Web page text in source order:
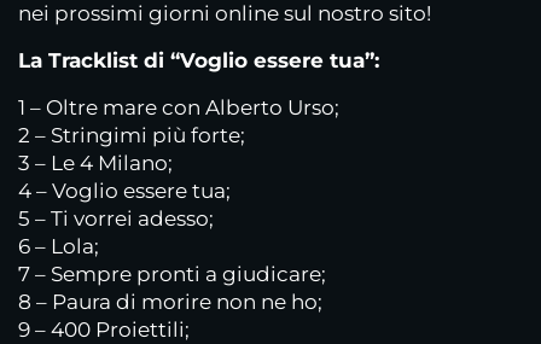
nei prossimi giorni online sul nostro sito!
La Tracklist di “Voglio essere tua”:
1 – Oltre mare con Alberto Urso;
2 – Stringimi più forte;
3 – Le 4 Milano;
4 – Voglio essere tua;
5 – Ti vorrei adesso;
6 – Lola;
7 – Sempre pronti a giudicare;
8 – Paura di morire non ne ho;
9 – 400 Proiettili;